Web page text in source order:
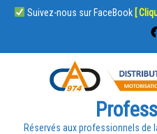
Suivez-nous sur FaceBook [
Réservés aux professionnels de